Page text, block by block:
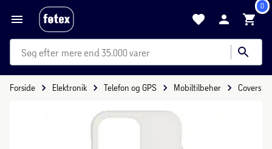
0
mere end 35.000 varer
Forside Elektronik Telefon og GPS Mobiltilbehør Covers